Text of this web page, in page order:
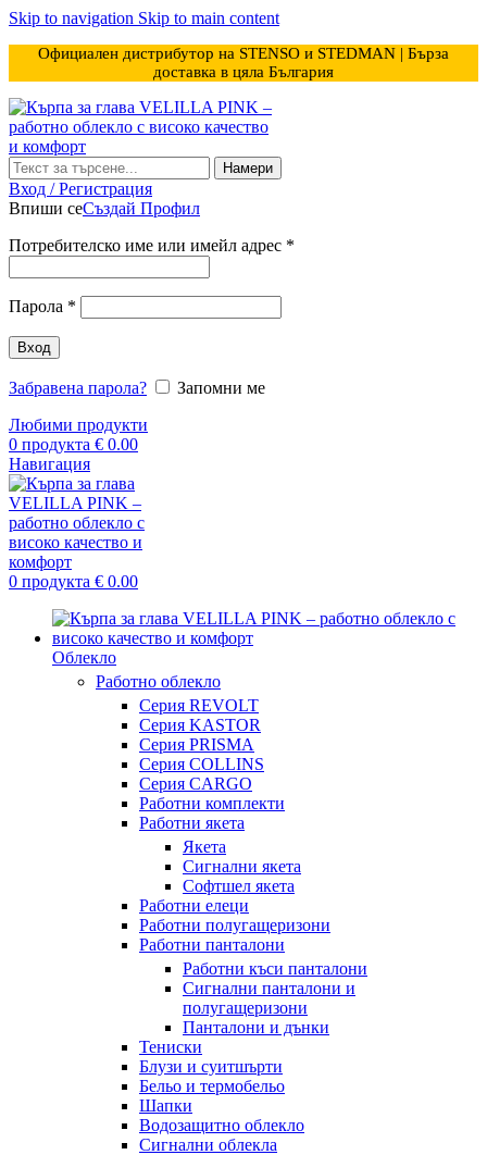
Skip to navigation Skip to main content
Официален дистрибутор на STENSO и STEDMAN | Бърза
доставка в цяла България
Намери
Вход / Регистрация
Впиши сеСъздай Профил
Потребителско име или имейл адрес *
Парола *
Вход
Забравена парола?
Запомни ме
Любими продукти
0 продукта € 0.00
Навигация
0 продукта € 0.00
Облекло
Работно облекло
Серия REVOLT
Серия KASTOR
Серия PRISMA
Серия COLLINS
Серия CARGO
Работни комплекти
Работни якета
Якета
Сигнални якета
Софтшел якета
Работни елеци
Работни полугащеризони
Работни панталони
Работни къси панталони
Сигнални панталони и
полугащеризони
Панталони и дънки
Тениски
Блузи и суитшърти
Бельо и термобельо
Шапки
Водозащитно облекло
Сигнални облекла